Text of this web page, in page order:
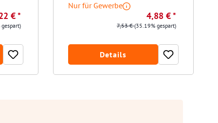
€ *
Nur für Gewerbe
4,88 € *
7,53 €(35.19% gespart)
Details